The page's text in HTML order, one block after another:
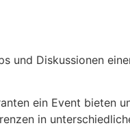
und Diskussionen
ein Event bieten
in